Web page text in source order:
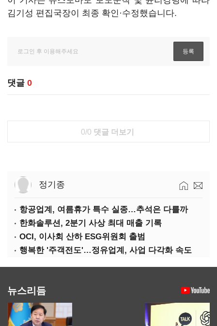
김기성 편집국장이 최종 확인·수정했습니다.
댓글 0
0/0 댓글 더보기
정기종
항공업계, 여름휴가 특수 실종…추석은 다를까
한화솔루션, 2분기 사상 최대 매출 기록
OCI, 이사회 산하 ESG위원회 출범
행복한 '주객전도'…정유업계, 사업 다각화 속도
뉴스리듬